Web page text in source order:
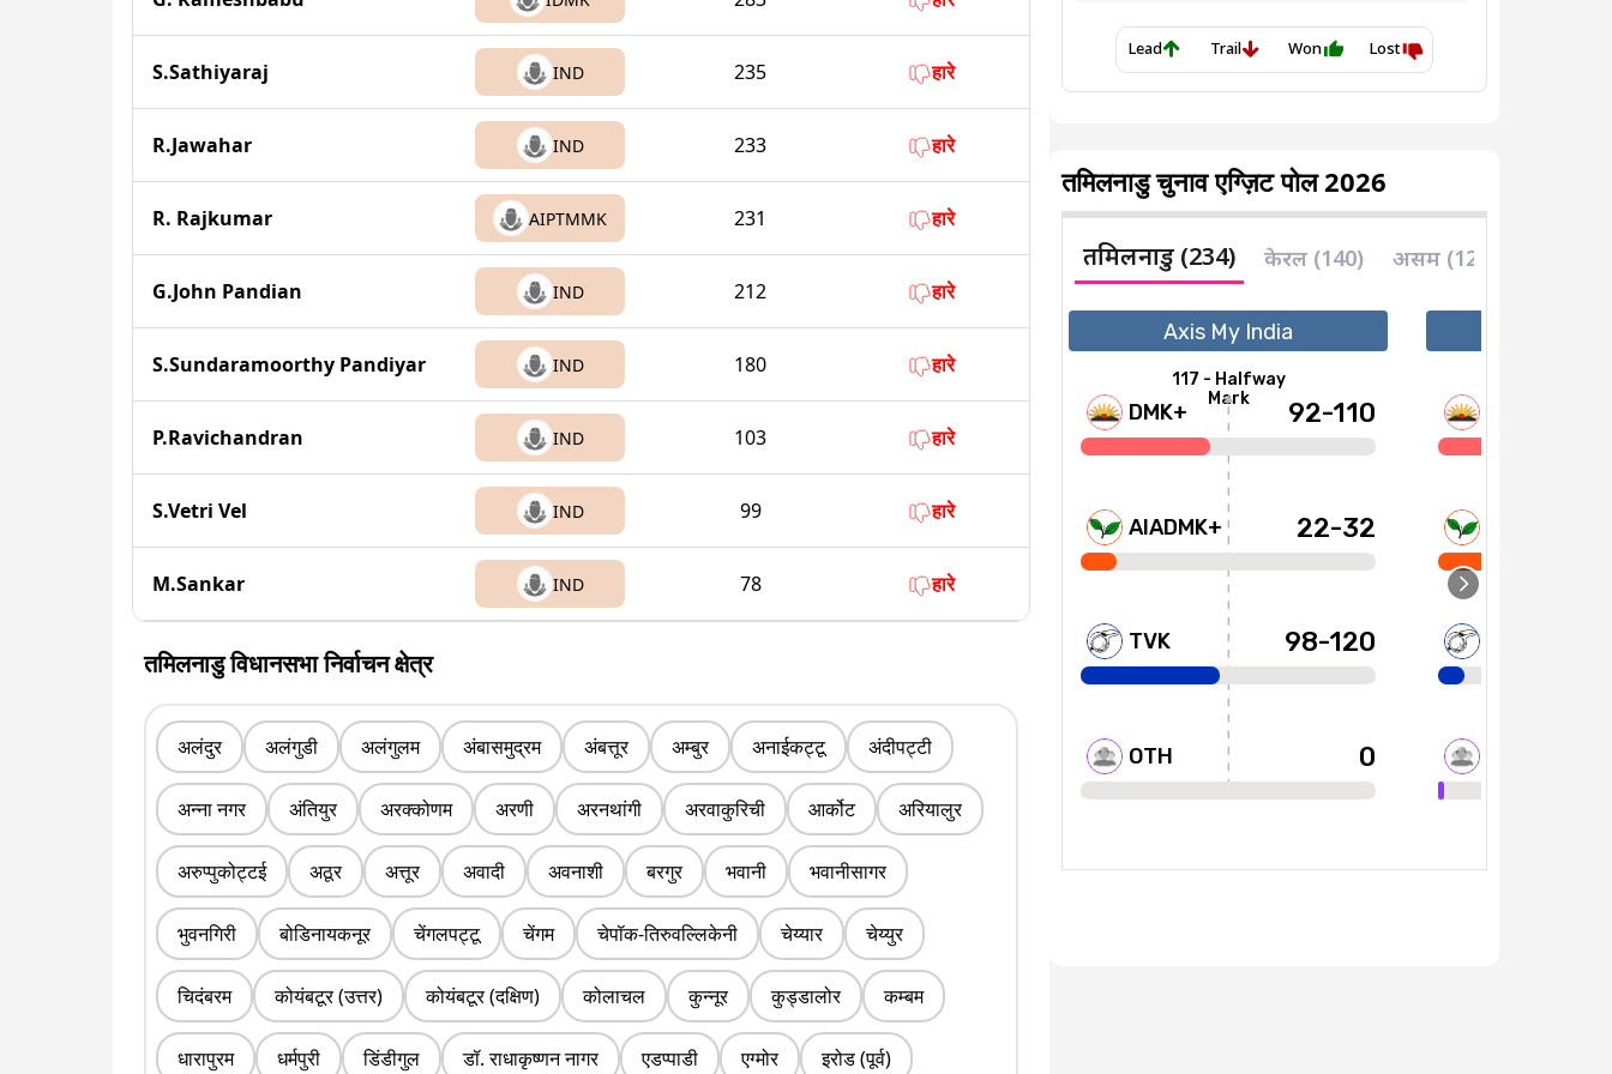
S.Sathiyaraj IND 235 हारे
R.Jawahar IND 233 हारे
R. Rajkumar AIPTMMK 231 हारे
G.John Pandian IND 212 हारे
S.Sundaramoorthy Pandiyar IND 180 हारे
P.Ravichandran IND 103 हारे
S.Vetri Vel IND 99 हारे
M.Sankar IND 78 हारे
तमिलनाडु विधानसभा निर्वाचन क्षेत्र
अलंदुर अलंगुडी अलंगुलम अंबासमुद्रम अंबत्तूर अम्बुर अनाईकट्टू अंदीपट्टी
अन्ना नगर अंतियुर अरक्कोणम अरणी अरनथांगी अरवाकुरिची आर्कोट अरियालुर
अरुप्पुकोट्टई अठूर अत्तूर अवादी अवनाशी बरगुर भवानी भवानीसागर
भुवनगिरी बोडिनायकनूर चेंगलपट्टू चेंगम चेपॉक-तिरुवल्लिकेनी चेय्यार चेय्युर
चिदंबरम कोयंबटूर (उत्तर) कोयंबटूर (दक्षिण) कोलाचल कुन्नूर कुड्डालोर कम्बम
धारापुरम धर्मपुरी डिंडीगुल डॉ. राधाकृष्णन नागर एडप्पाडी एग्मोर इरोड (पूर्व)
तमिलनाडु चुनाव एग्ज़िट पोल 2026